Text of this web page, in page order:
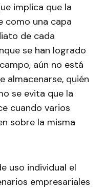
implica que la
como una capa
de cada
se han logrado
aún no está
almacenarse, quién
se evita que la
cuando varios
sobre la misma
uso individual el
empresariales